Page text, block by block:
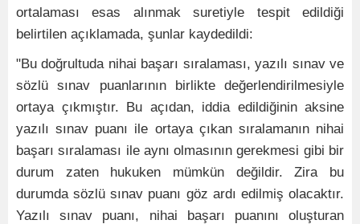
ortalaması esas alınmak suretiyle tespit edildiği
belirtilen açıklamada, şunlar kaydedildi:
"Bu doğrultuda nihai başarı sıralaması, yazılı sınav ve
sözlü sınav puanlarının birlikte değerlendirilmesiyle
ortaya çıkmıştır. Bu açıdan, iddia edildiğinin aksine
yazılı sınav puanı ile ortaya çıkan sıralamanın nihai
başarı sıralaması ile aynı olmasının gerekmesi gibi bir
durum zaten hukuken mümkün değildir. Zira bu
durumda sözlü sınav puanı göz ardı edilmiş olacaktır.
Yazılı sınav puanı, nihai başarı puanını oluşturan